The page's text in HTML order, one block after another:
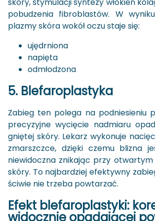
po­bu­dze­nia fi­bro­bla­stów. W
pla­zmy skóra wokół oczu staje się:
ujędr­nio­na
na­pię­ta
od­mło­dzo­na
5. Ble­fa­ro­pla­sty­ka
Za­bieg ten po­le­ga na pod­nie­sie­niu
pre­cy­zyj­ne wy­cię­cie nad­mia­ru
gnię­tej skóry. Le­karz wy­ko­nu­je
zmarszcz­ce, dzię­ki czemu bli­zna
nie­wi­docz­na zni­ka­jąc przy otwar­tym
skóry. To naj­bar­dziej efek­tyw­ny
ści­wie nie trze­ba po­wta­rzać.
Efekt ble­fa­ro­pla­sty­ki:
wi­docz­nie opa­da­ją­cej